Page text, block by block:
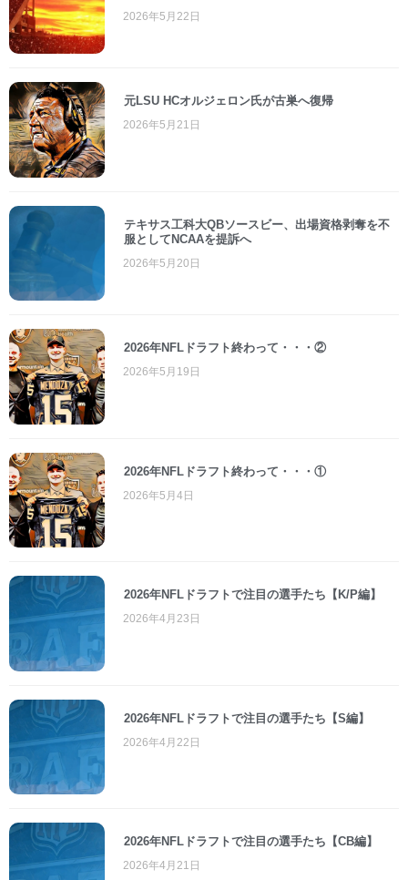
2026年5月22日
元LSU HCオルジェロン氏が古巣へ復帰
2026年5月21日
テキサス工科大QBソースビー、出場資格剥奪を不
服としてNCAAを提訴へ
2026年5月20日
2026年NFLドラフト終わって・・・②
2026年5月19日
2026年NFLドラフト終わって・・・①
2026年5月4日
2026年NFLドラフトで注目の選手たち【K/P編】
2026年4月23日
2026年NFLドラフトで注目の選手たち【S編】
2026年4月22日
2026年NFLドラフトで注目の選手たち【CB編】
2026年4月21日